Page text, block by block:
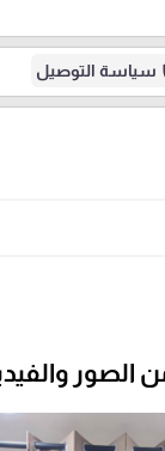
سياسة التوصيل
الصور